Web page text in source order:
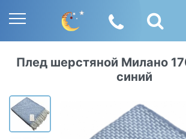
Плед шерстяной Милано
синий